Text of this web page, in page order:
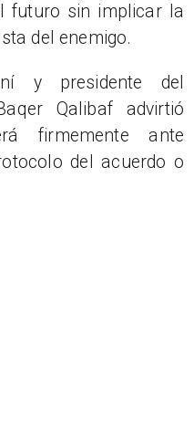
futuro sin implicar la
del enemigo.
y presidente del
Qalibaf advirtió
firmemente ante
del acuerdo o